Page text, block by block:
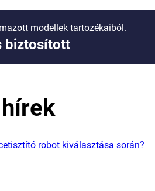
modellek tartozékaiból.
biztosított